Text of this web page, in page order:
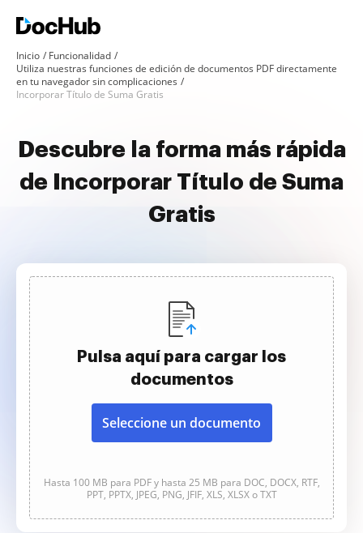
Inicio
Funcionalidad
Utiliza nuestras funciones de edición de documentos PDF directamente
en tu navegador sin complicaciones
Incorporar Título de Suma Gratis
Descubre la forma más rápida
de Incorporar Título de Suma
Gratis
Pulsa aquí para cargar los
documentos
Seleccione un documento
Hasta 100 MB para PDF y hasta 25 MB para DOC, DOCX, RTF,
PPT, PPTX, JPEG, PNG, JFIF, XLS, XLSX o TXT